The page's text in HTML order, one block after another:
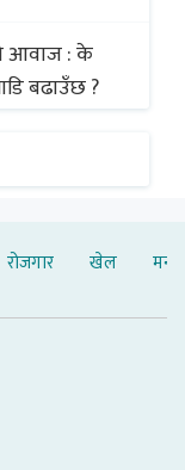
आवाज : के
बढाउँछ ?
रोजगार खेल